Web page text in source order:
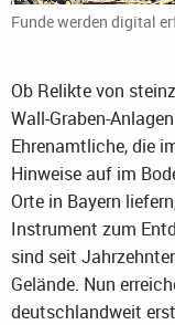
Funde werden digital
Ob Relikte von
Wall-Graben-
Ehrenamtliche, die
Hinweise auf im
Orte in Bayern
Instrument zum
sind seit
Gelände. Nun
deutschlandweit